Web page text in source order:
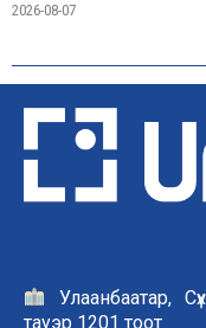
2026-08-07
Улаанбаатар,
тауэр 1201 тоот